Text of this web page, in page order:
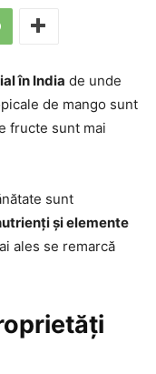
în India de unde
de mango sunt
fructe sunt mai
sunt
și elemente
ales se remarcă